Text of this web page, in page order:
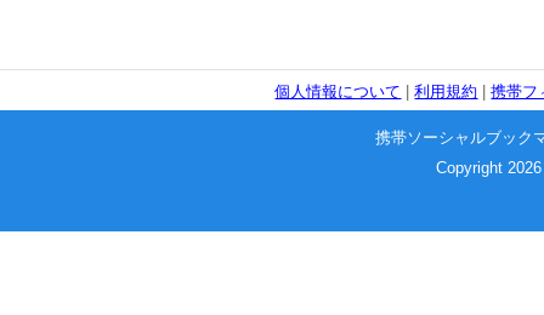
個人情報について |利用規約 |携帯フ
携帯ソーシャルブック
Copyright